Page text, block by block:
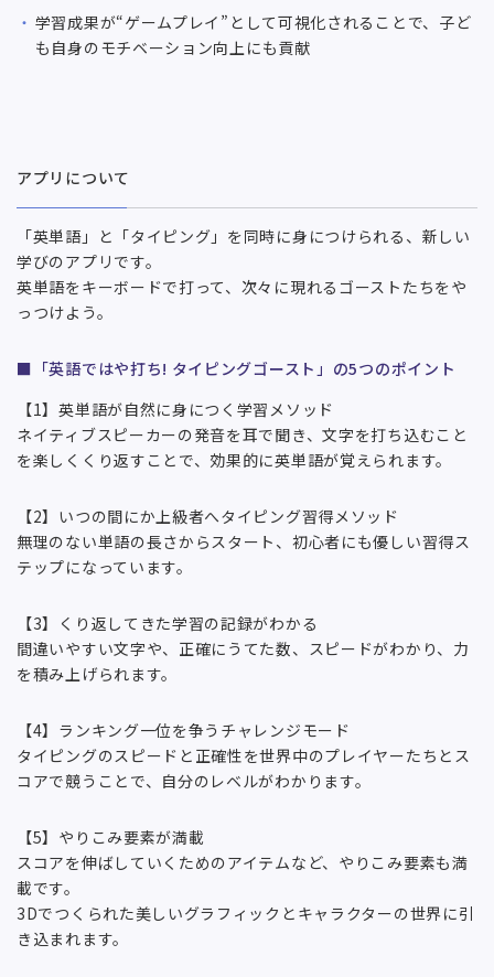
学習成果が“ゲームプレイ”として可視化されることで、子ど
も自身のモチベーション向上にも貢献
アプリについて
「英単語」と「タイピング」を同時に身につけられる、新しい
学びのアプリです。
英単語をキーボードで打って、次々に現れるゴーストたちをや
っつけよう。
■「英語ではや打ち! タイピングゴースト」の5つのポイント
【1】英単語が自然に身につく学習メソッド
ネイティブスピーカーの発音を耳で聞き、文字を打ち込むこと
を楽しくくり返すことで、効果的に英単語が覚えられます。
【2】いつの間にか上級者へタイピング習得メソッド
無理のない単語の長さからスタート、初心者にも優しい習得ス
テップになっています。
【3】くり返してきた学習の記録がわかる
間違いやすい文字や、正確にうてた数、スピードがわかり、力
を積み上げられます。
【4】ランキング一位を争うチャレンジモード
タイピングのスピードと正確性を世界中のプレイヤーたちとス
コアで競うことで、自分のレベルがわかります。
【5】やりこみ要素が満載
スコアを伸ばしていくためのアイテムなど、やりこみ要素も満
載です。
3Dでつくられた美しいグラフィックとキャラクターの世界に引
き込まれます。